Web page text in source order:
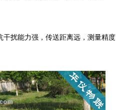
干扰能力强，传送距离远，测量精度